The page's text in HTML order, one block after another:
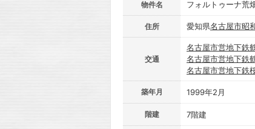
物件名 フォルトゥーナ荒
住所 愛知県名古屋市昭
交通
名古屋市営地下鉄
名古屋市営地下鉄
名古屋市営地下鉄
築年月 1999年2月
階建 7階建